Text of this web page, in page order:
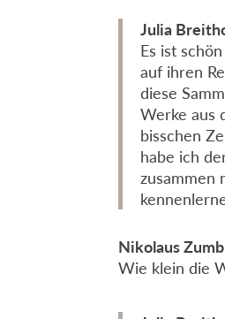
Julia
Es ist
auf ihren
diese
Werke aus
bisschen
habe ich
zusammen
Nikolaus
Wie klein die